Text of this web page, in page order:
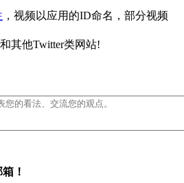
，视频以应用的ID命名，部分视频
其他Twitter类网站!
！